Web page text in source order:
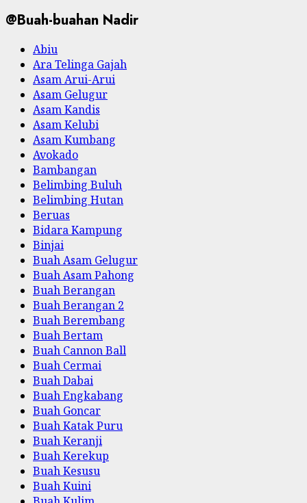
@Buah-buahan Nadir
Abiu
Ara Telinga Gajah
Asam Arui-Arui
Asam Gelugur
Asam Kandis
Asam Kelubi
Asam Kumbang
Avokado
Bambangan
Belimbing Buluh
Belimbing Hutan
Beruas
Bidara Kampung
Binjai
Buah Asam Gelugur
Buah Asam Pahong
Buah Berangan
Buah Berangan 2
Buah Berembang
Buah Bertam
Buah Cannon Ball
Buah Cermai
Buah Dabai
Buah Engkabang
Buah Goncar
Buah Katak Puru
Buah Keranji
Buah Kerekup
Buah Kesusu
Buah Kuini